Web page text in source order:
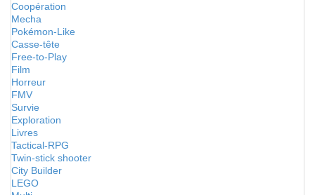
Coopération
Mecha
Pokémon-Like
Casse-tête
Free-to-Play
Film
Horreur
FMV
Survie
Exploration
Livres
Tactical-RPG
Twin-stick shooter
City Builder
LEGO